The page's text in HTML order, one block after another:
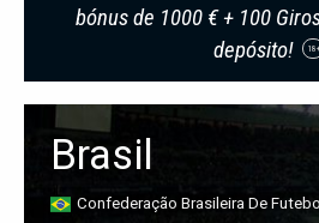
bónus de 1000 € + 100
depósito!
18+
Brasil
Confederação Brasileira De Futebol